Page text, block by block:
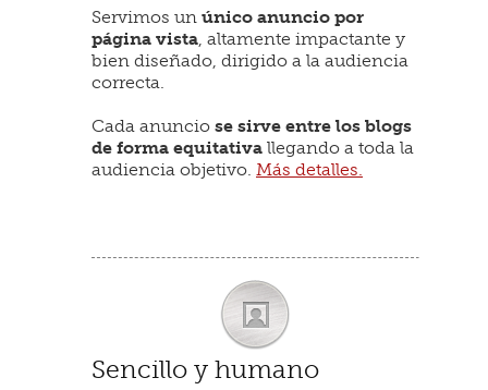
Servimos un único anuncio por
página vista, altamente impactante y
bien diseñado, dirigido a la audiencia
correcta.
Cada anuncio se sirve entre los blogs
de forma equitativa llegando a toda la
audiencia objetivo. Más detalles.
Sencillo y humano